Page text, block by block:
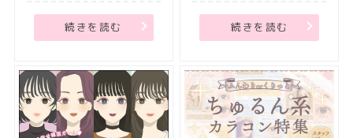
続きを読む 続きを読む